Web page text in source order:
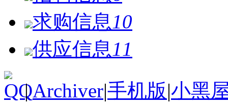
求购信息 10
供应信息 11
| Archiver|手机版|小黑